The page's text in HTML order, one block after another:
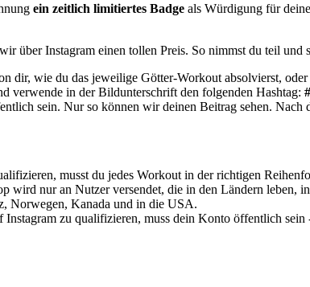
ein zeitlich limitiertes Badge als Würdigung für
über Instagram einen tollen Preis. So nimmst du teil und
dir, wie du das jeweilige Götter-Workout absolvierst, oder
verwende in der Bildunterschrift den folgenden Hashtag:
sein. Nur so können wir deinen Beitrag sehen.
musst du jedes Workout in der richtigen
wird nur an Nutzer versendet, die in den Ländern leben,
Norwegen, Kanada und in die USA.
zu qualifizieren, muss dein Konto öffentlich